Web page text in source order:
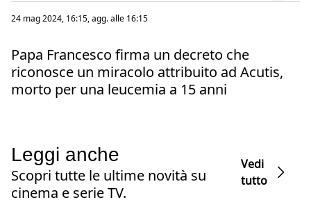
24 mag 2024, 16:15, agg. alle 16:15
Papa Francesco firma un decreto che
riconosce un miracolo attribuito ad Acutis,
morto per una leucemia a 15 anni
Leggi anche
Scopri tutte le ultime novità su
cinema e serie TV.
Vedi
tutto